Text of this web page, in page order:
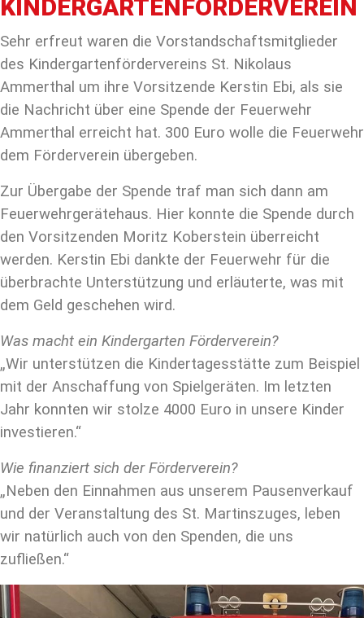
KINDERGARTENFÖRDERVEREIN
Sehr erfreut waren die Vorstandschaftsmitglieder
des Kindergartenfördervereins St. Nikolaus
Ammerthal um ihre Vorsitzende Kerstin Ebi, als sie
die Nachricht über eine Spende der Feuerwehr
Ammerthal erreicht hat. 300 Euro wolle die Feuerwehr
dem Förderverein übergeben.
Zur Übergabe der Spende traf man sich dann am
Feuerwehrgerätehaus. Hier konnte die Spende durch
den Vorsitzenden Moritz Koberstein überreicht
werden. Kerstin Ebi dankte der Feuerwehr für die
überbrachte Unterstützung und erläuterte, was mit
dem Geld geschehen wird.
Was macht ein Kindergarten Förderverein?
„Wir unterstützen die Kindertagesstätte zum Beispiel
mit der Anschaffung von Spielgeräten. Im letzten
Jahr konnten wir stolze 4000 Euro in unsere Kinder
investieren.“
Wie finanziert sich der Förderverein?
„Neben den Einnahmen aus unserem Pausenverkauf
und der Veranstaltung des St. Martinszuges, leben
wir natürlich auch von den Spenden, die uns
zufließen.“